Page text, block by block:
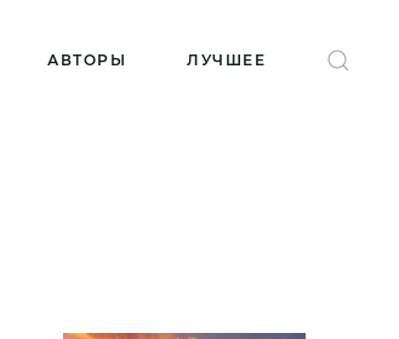
АВТОРЫ ЛУЧШЕЕ